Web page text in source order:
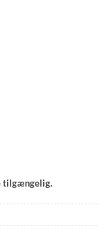
tilgængelig.